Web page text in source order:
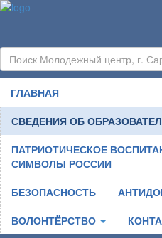
ГЛАВНАЯ
СВЕДЕНИЯ ОБ
ПАТРИОТИЧЕСКОЕ
СИМВОЛЫ РОССИИ
БЕЗОПАСНОСТЬ
ВОЛОНТЁРСТВО